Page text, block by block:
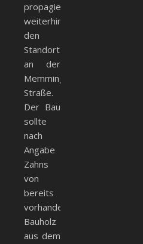
propagierte
weiterhin
den
Standort
an der
Memminger
Straße.
Der Bau
sollte
nach
Angabe
Zahns
von
bereits
vorhandenem
Bauholz
aus dem